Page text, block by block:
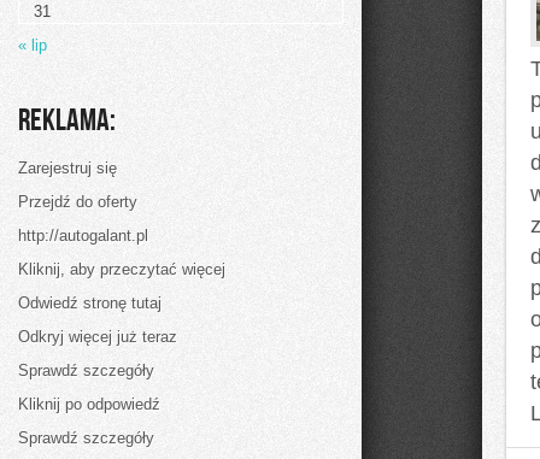
31
« lip
Reklama:
Zarejestruj się
Przejdź do oferty
http://autogalant.pl
Kliknij, aby przeczytać więcej
Odwiedź stronę tutaj
Odkryj więcej już teraz
Sprawdź szczegóły
Kliknij po odpowiedź
Sprawdź szczegóły